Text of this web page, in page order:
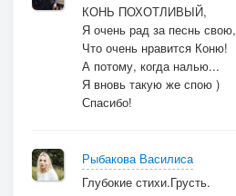
КОНЬ ПОХОТЛИВЫЙ,
Я очень рад за песнь свою,
Что очень нравится Коню!
А потому, когда налью...
Я вновь такую же спою )
Спасибо!
Рыбакова Василиса
Глубокие стихи.Грусть.